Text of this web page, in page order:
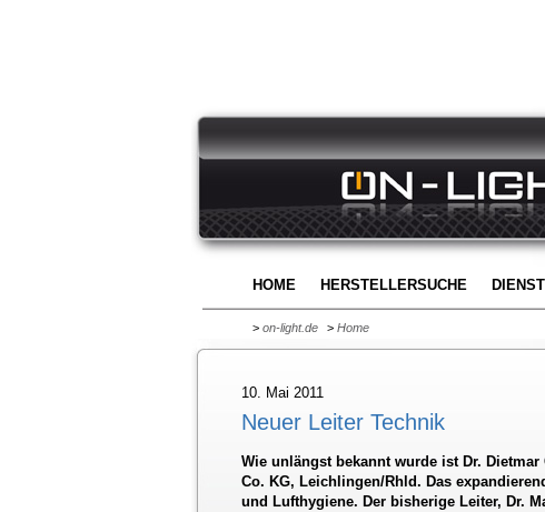
HOME HERSTELLERSUCHE
> on-light.de > Home
10. Mai 2011
Neuer Leiter Technik
Wie unlängst bekannt wurde ist Dr.
Co. KG, Leichlingen/Rhld. Das
und Lufthygiene. Der bisherige Leiter, Dr.